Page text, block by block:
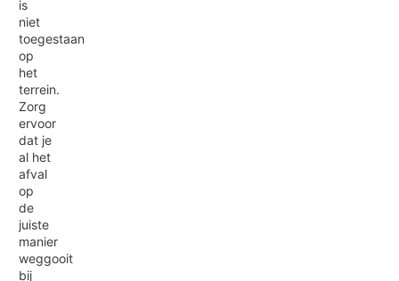
is
niet
toegestaan
op
het
terrein.
Zorg
ervoor
dat je
al het
afval
op
de
juiste
manier
weggooit
bij